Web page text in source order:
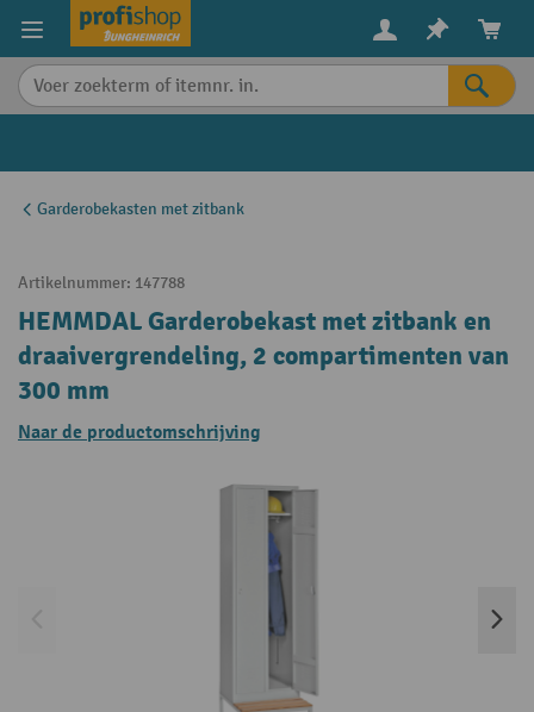
content
Garderobekasten met zitbank
Artikelnummer: 147788
HEMMDAL Garderobekast met zitbank en
draaivergrendeling, 2 compartimenten van
300 mm
Naar de productomschrijving